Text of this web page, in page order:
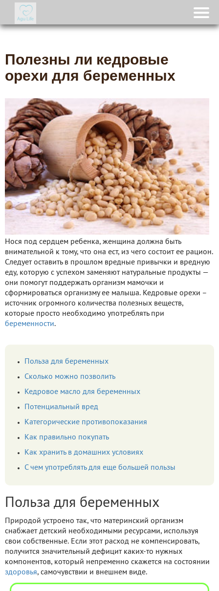
Полезны ли кедровые
орехи для беременных
Нося под сердцем ребенка, женщина должна быть
внимательной к тому, что она ест, из чего состоит ее рацион.
Следует оставить в прошлом вредные привычки и вредную
еду, которую с успехом заменяют натуральные продукты —
они помогут поддержать организм мамочки и
сформироваться организму ее малыша. Кедровые орехи –
источник огромного количества полезных веществ,
которые просто необходимо употреблять при
беременности.
Польза для беременных
Сколько можно позволить
Кедровое масло для беременных
Потенциальный вред
Категорические противопоказания
Как правильно покупать
Как хранить в домашних условиях
С чем употреблять для еще большей пользы
Польза для беременных
Природой устроено так, что материнский организм
снабжает детский необходимыми ресурсами, используя
свои собственные. Если этот расход не компенсировать,
получится значительный дефицит каких-то нужных
компонентов, который непременно скажется на состоянии
здоровья, самочувствии и внешнем виде.